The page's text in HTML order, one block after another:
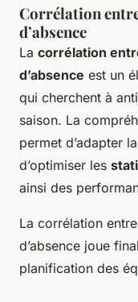
Corrélation
d’absence
La corrélation
d’absence est un
qui cherchent à
saison. La
permet d’adapter
d’optimiser les
ainsi des
La corrélation
d’absence joue
planification des